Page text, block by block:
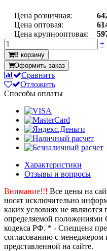
Цена розничная:
Цена оптовая:
Цена крупнооптовая:
+
В корзину
Оформить заказ
Сравнить
Отложить
Способы оплаты
Характеристики
Отзывы и вопросы
Внимание!!! Все цены на
носят исключительно
каких условиях не
определяемой положениями
кодекса РФ. * - Спеццена
согласованию с менеджером
представленной на сайте.